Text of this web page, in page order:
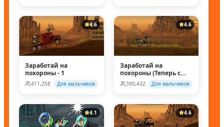
4.6
Заработай на
похороны - 1
411,258 Для мальчиков
4.6
Заработай на
похороны (Теперь с
супер колесом!)
390,432 Для мальчиков
4.1 4.6